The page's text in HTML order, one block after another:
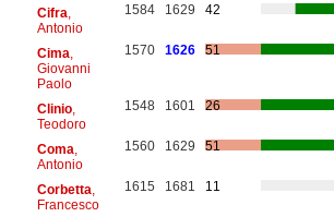
Cifra
Antonio
1584 1629 42
Cima
Giovanni
Paolo
1570 1626 51
Clinio,
Teodoro
1548 1601 26
Coma
Antonio
1560 1629 51
Corbetta
Francesco
1615 1681 11